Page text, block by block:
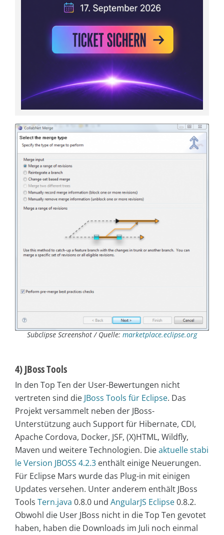
Subclipse Screenshot / Quelle: marketplace.eclipse.org
4) JBoss Tools
In den Top Ten der User-Bewertungen nicht
vertreten sind die JBoss Tools für Eclipse. Das
Projekt versammelt neben der JBoss-
Unterstützung auch Support für Hibernate, CDI,
Apache Cordova, Docker, JSF, (X)HTML, Wildfly,
Maven und weitere Technologien. Dieaktuelle stabi
le Version JBOSS 4.2.3 enthält einige Neuerungen.
Für Eclipse Mars wurde das Plug-in mit einigen
Updates versehen. Unter anderem enthält JBoss
Tools Tern.java 0.8.0 und AngularJS Eclipse0.8.2.
Obwohl die User JBoss nicht in die Top Ten gevotet
haben, haben die Downloads im Juli noch einmal